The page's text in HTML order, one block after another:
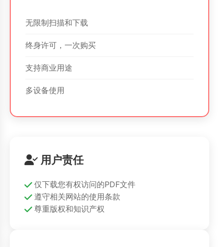
无限制扫描和下载
终身许可，一次购买
支持商业用途
多设备使用
用户责任
仅下载您有权访问的PDF文件
遵守相关网站的使用条款
尊重版权和知识产权